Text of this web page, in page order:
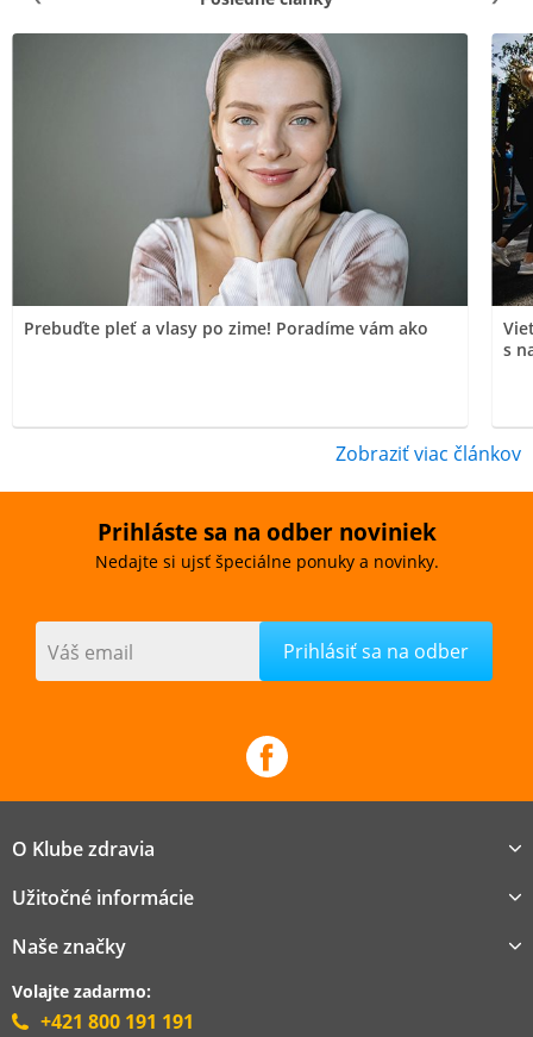
Prebuďte pleť a vlasy po zime! Poradíme vám ako
s
Zobraziť viac článkov
Prihláste sa na odber noviniek
Nedajte si ujsť špeciálne ponuky a novinky.
Váš email
O Klube zdravia
Užitočné informácie
Naše značky
Volajte zadarmo:
+421 800 191 191